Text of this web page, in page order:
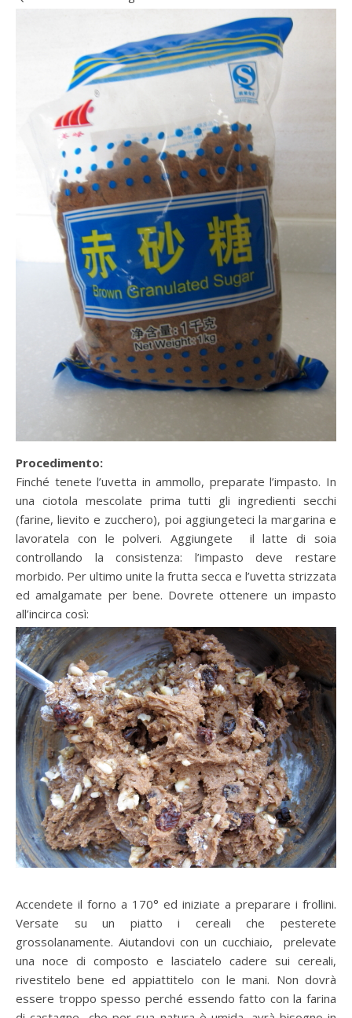
Procedimento:
Finché tenete l’uvetta in ammollo, preparate l’impasto. In
una ciotola mescolate prima tutti gli ingredienti secchi
(farine, lievito e zucchero), poi aggiungeteci la margarina e
lavoratela con le polveri. Aggiungete il latte di soia
controllando la consistenza: l’impasto deve restare
morbido. Per ultimo unite la frutta secca e l’uvetta strizzata
ed amalgamate per bene. Dovrete ottenere un impasto
all’incirca così:
Accendete il forno a 170° ed iniziate a preparare i frollini.
Versate su un piatto i cereali che pesterete
grossolanamente. Aiutandovi con un cucchiaio, prelevate
una noce di composto e lasciatelo cadere sui cereali,
rivestitelo bene ed appiattitelo con le mani. Non dovrà
essere troppo spesso perché essendo fatto con la farina